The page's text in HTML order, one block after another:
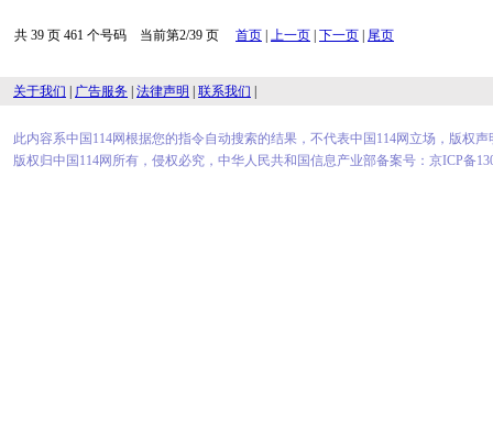
共 39 页 461 个号码 当前第2/39 页 首页 上一页 下一页 尾页
关于我们 广告服务 法律声明 联系我们
此内容系中国114网根据您的指令自动搜索的结果，不代表中国114网立场，版权
版权归中国114网所有，侵权必究，中华人民共和国信息产业部备案号：京ICP备